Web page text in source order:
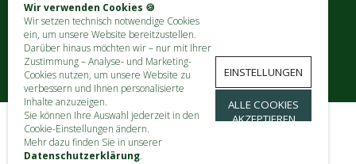
Wir verwenden Cookies 🍪
Wir setzen technisch notwendige Cookies
ein, um unsere Website bereitzustellen.
Darüber hinaus möchten wir – nur mit Ihrer
Zustimmung – Analyse- und Marketing-
Cookies nutzen, um unsere Website zu
verbessern und Ihnen personalisierte
Inhalte anzuzeigen.
Sie können Ihre Auswahl jederzeit in den
Cookie-Einstellungen ändern.
Mehr dazu finden Sie in unserer
Datenschutzerklärung.
EINSTELLUNGEN
ALLE COOKIES
AKZEPTIEREN
KONTAKT